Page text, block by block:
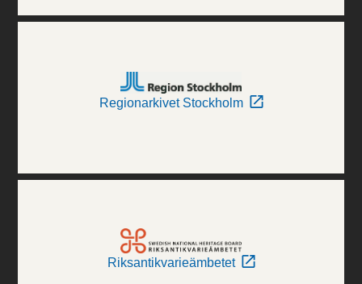
Regionarkivet Stockholm
Riksantikvarieämbetet